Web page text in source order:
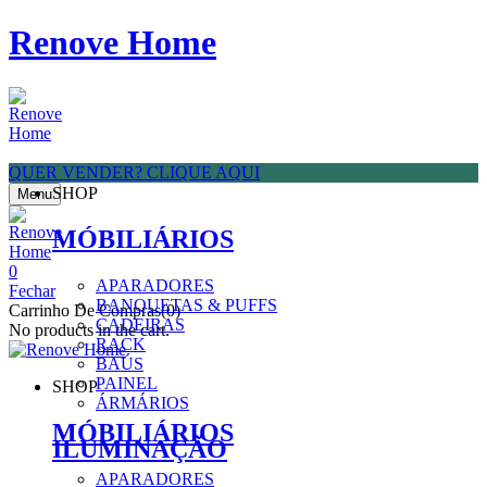
Renove Home
SHOP
MÓBILIÁRIOS
APARADORES
BANQUETAS & PUFFS
CADEIRAS
RACK
BAÚS
PAINEL
ÁRMÁRIOS
ILUMINAÇÃO
QUER VENDER? CLIQUE AQUI
Menu
0
Fechar
Carrinho De Compras(0)
No products in the cart.
SHOP
MÓBILIÁRIOS
APARADORES